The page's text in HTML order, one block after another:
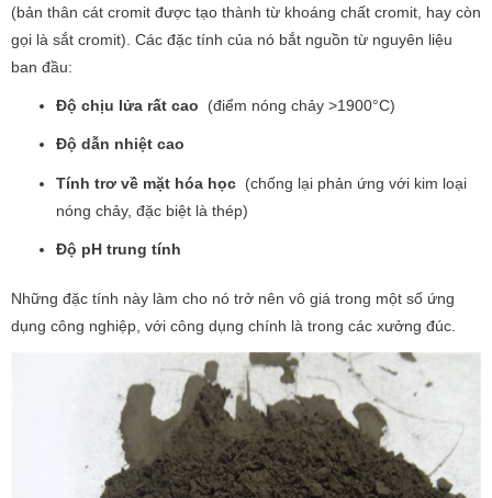
(bản thân cát cromit được tạo thành từ khoáng chất cromit, hay còn
gọi là sắt cromit). Các đặc tính của nó bắt nguồn từ nguyên liệu
ban đầu:
Độ chịu lửa rất cao (điểm nóng chảy >1900°C)
Độ dẫn nhiệt cao
Tính trơ về mặt hóa học (chống lại phản ứng với kim loại
nóng chảy, đặc biệt là thép)
Độ pH trung tính
Những đặc tính này làm cho nó trở nên vô giá trong một số ứng
dụng công nghiệp, với công dụng chính là trong các xưởng đúc.